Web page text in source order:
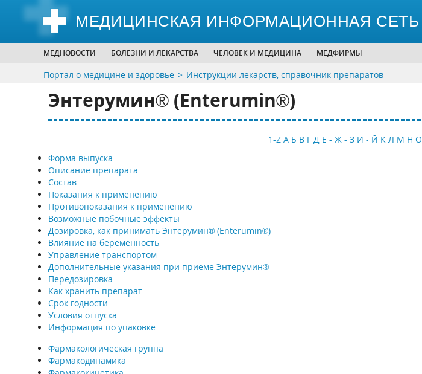
МЕДИЦИНСКАЯ ИНФОРМАЦИОННАЯ СЕТЬ
МЕДНОВОСТИ БОЛЕЗНИ И ЛЕКАРСТВА ЧЕЛОВЕК И МЕДИЦИНА МЕДФИРМЫ
Портал о медицине и здоровье Инструкции лекарств, справочник препаратов
Энтерумин® (Enterumin®)
1-Z А Б В Г Д Е - Ж - З И - Й К Л М Н О
Форма выпуска
Описание препарата
Состав
Показания к применению
Противопоказания к применению
Возможные побочные эффекты
Дозировка, как принимать Энтерумин® (Enterumin®)
Влияние на беременность
Управление транспортом
Дополнительные указания при приеме Энтерумин®
Передозировка
Как хранить препарат
Срок годности
Условия отпуска
Информация по упаковке
Фармакологическая группа
Фармакодинамика